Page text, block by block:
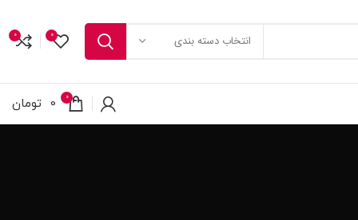
انتخاب دسته بندی 0
0
0
0 تومان